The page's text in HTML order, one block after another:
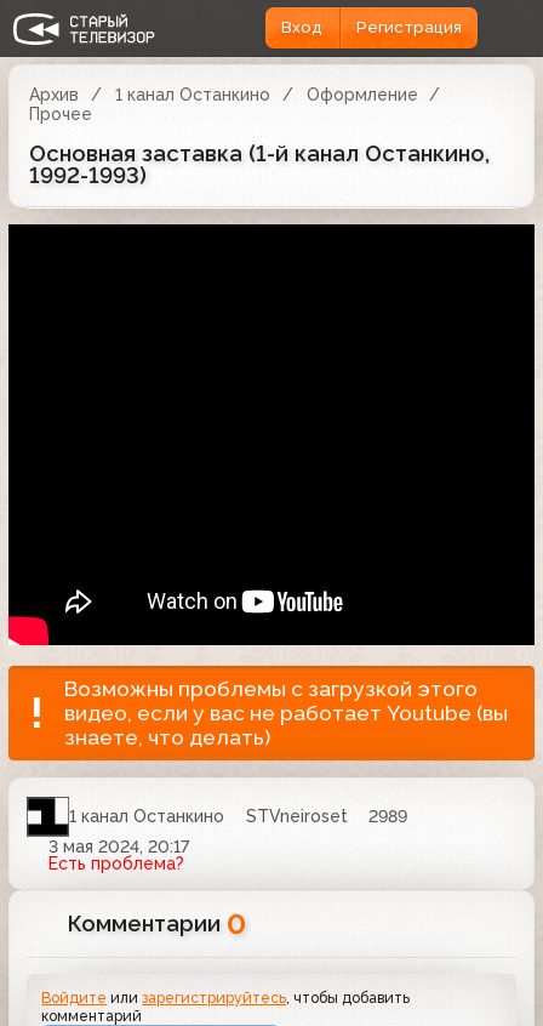
Вход Регистрация
Архив 1 канал Останкино
Оформление
Прочее
Основная заставка (1-й канал Останкино,
1992-1993)
Возможны проблемы с загрузкой этого
видео, если у вас не работает Youtube (вы
знаете, что делать)
1 канал Останкино STVneiroset
2989
3 мая 2024, 20:17
Есть проблема?
Комментарии 0
Войдите илизарегистрируйтесь , чтобы добавить
комментарий